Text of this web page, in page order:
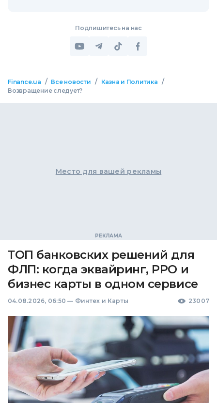
Подпишитесь на нас
Finance.ua / Все новости / Казна и Политика /
Возвращение следует?
Место для вашей рекламы
ТОП банковских решений для
ФЛП: когда эквайринг, РРО и
бизнес карты в одном сервисе
04.08.2026, 06:50 — Финтех и Карты 23007